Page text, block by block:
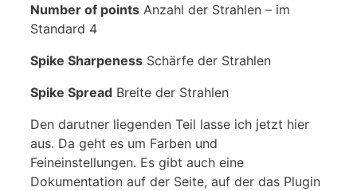
Number of points Anzahl der Strahlen – im
Standard 4
Spike Sharpeness Schärfe der Strahlen
Spike Spread Breite der Strahlen
Den darutner liegenden Teil lasse ich jetzt hier
aus. Da geht es um Farben und
Feineinstellungen. Es gibt auch eine
Dokumentation auf der Seite, auf der das Plugin